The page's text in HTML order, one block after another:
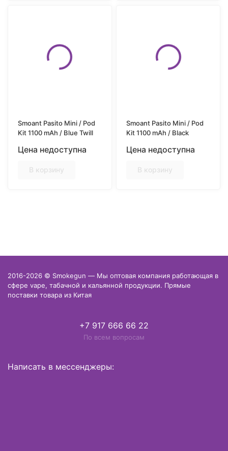
Smoant Pasito Mini / Pod
Kit 1100 mAh / Blue Twill
Цена недоступна
В корзину
Smoant Pasito Mini / Pod
Kit 1100 mAh / Black
Цена недоступна
В корзину
2016-2026 © Smokegun — Мы оптовая компания работающая в
сфере vape, табачной и кальянной продукции. Прямые
поставки товара из Китая
+7 917 666 66 22
По всем вопросам
Написать в мессенджеры: